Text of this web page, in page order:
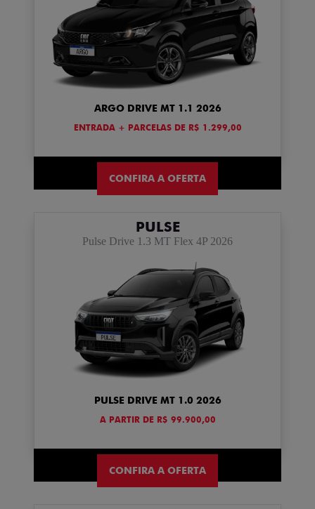
ARGO DRIVE MT 1.1 2026
ENTRADA + PARCELAS DE R$ 1.299,00
CONFIRA A OFERTA
PULSE
Pulse Drive 1.3 MT Flex 4P 2026
PULSE DRIVE MT 1.0 2026
A PARTIR DE R$ 99.900,00
CONFIRA A OFERTA